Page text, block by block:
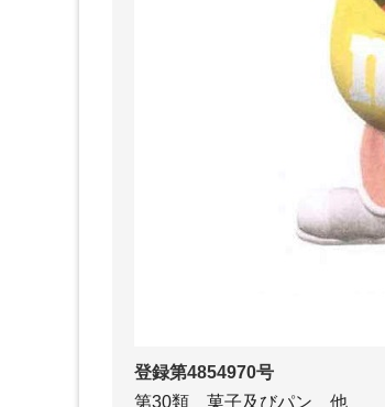
登録第4854970号
第30類 菓子及びパン 他